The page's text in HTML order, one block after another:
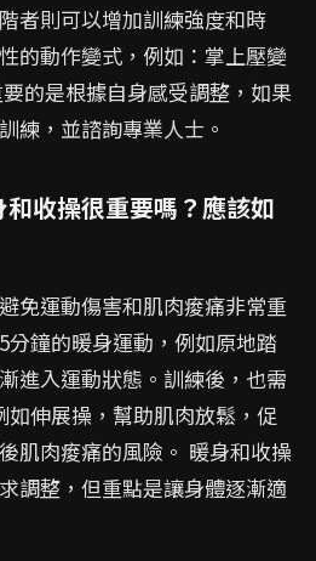
者則可以增加訓練強度和時
的動作變式，例如：掌上壓變
的是根據自身感受調整，如果
練，並諮詢專業人士。
收操很重要嗎？應該如
免運動傷害和肌肉痠痛非常重
分鐘的暖身運動，例如原地踏
進入運動狀態。訓練後，也需
如伸展操，幫助肌肉放鬆，促
肌肉痠痛的風險。 暖身和收操
調整，但重點是讓身體逐漸適